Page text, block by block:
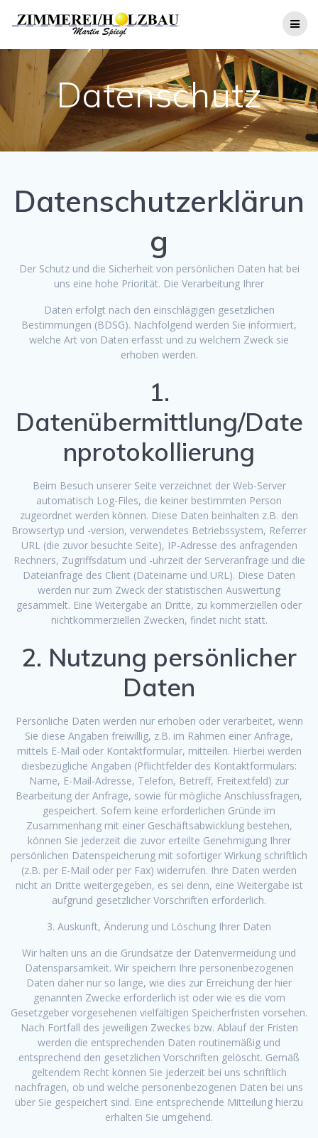
Inhalt
Datenschutz
Datenschutzerklärun
g
Der Schutz und die Sicherheit von persönlichen Daten hat bei
uns eine hohe Priorität. Die Verarbeitung Ihrer
Daten erfolgt nach den einschlägigen gesetzlichen
Bestimmungen (BDSG). Nachfolgend werden Sie informiert,
welche Art von Daten erfasst und zu welchem Zweck sie
erhoben werden.
1.
Datenübermittlung/Date
nprotokollierung
Beim Besuch unserer Seite verzeichnet der Web-Server
automatisch Log-Files, die keiner bestimmten Person
zugeordnet werden können. Diese Daten beinhalten z.B. den
Browsertyp und -version, verwendetes Betriebssystem, Referrer
URL (die zuvor besuchte Seite), IP-Adresse des anfragenden
Rechners, Zugriffsdatum und -uhrzeit der Serveranfrage und die
Dateianfrage des Client (Dateiname und URL). Diese Daten
werden nur zum Zweck der statistischen Auswertung
gesammelt. Eine Weitergabe an Dritte, zu kommerziellen oder
nichtkommerziellen Zwecken, findet nicht statt.
2. Nutzung persönlicher
Daten
Persönliche Daten werden nur erhoben oder verarbeitet, wenn
Sie diese Angaben freiwillig, z.B. im Rahmen einer Anfrage,
mittels E-Mail oder Kontaktformular, mitteilen. Hierbei werden
diesbezügliche Angaben (Pflichtfelder des Kontaktformulars:
Name, E-Mail-Adresse, Telefon, Betreff, Freitextfeld) zur
Bearbeitung der Anfrage, sowie für mögliche Anschlussfragen,
gespeichert. Sofern keine erforderlichen Gründe im
Zusammenhang mit einer Geschäftsabwicklung bestehen,
können Sie jederzeit die zuvor erteilte Genehmigung Ihrer
persönlichen Datenspeicherung mit sofortiger Wirkung schriftlich
(z.B. per E-Mail oder per Fax) widerrufen. Ihre Daten werden
nicht an Dritte weitergegeben, es sei denn, eine Weitergabe ist
aufgrund gesetzlicher Vorschriften erforderlich.
3. Auskunft, Änderung und Löschung Ihrer Daten
Wir halten uns an die Grundsätze der Datenvermeidung und
Datensparsamkeit. Wir speichern Ihre personenbezogenen
Daten daher nur so lange, wie dies zur Erreichung der hier
genannten Zwecke erforderlich ist oder wie es die vom
Gesetzgeber vorgesehenen vielfältigen Speicherfristen vorsehen.
Nach Fortfall des jeweiligen Zweckes bzw. Ablauf der Fristen
werden die entsprechenden Daten routinemäßig und
entsprechend den gesetzlichen Vorschriften gelöscht. Gemäß
geltendem Recht können Sie jederzeit bei uns schriftlich
nachfragen, ob und welche personenbezogenen Daten bei uns
über Sie gespeichert sind. Eine entsprechende Mitteilung hierzu
erhalten Sie umgehend.